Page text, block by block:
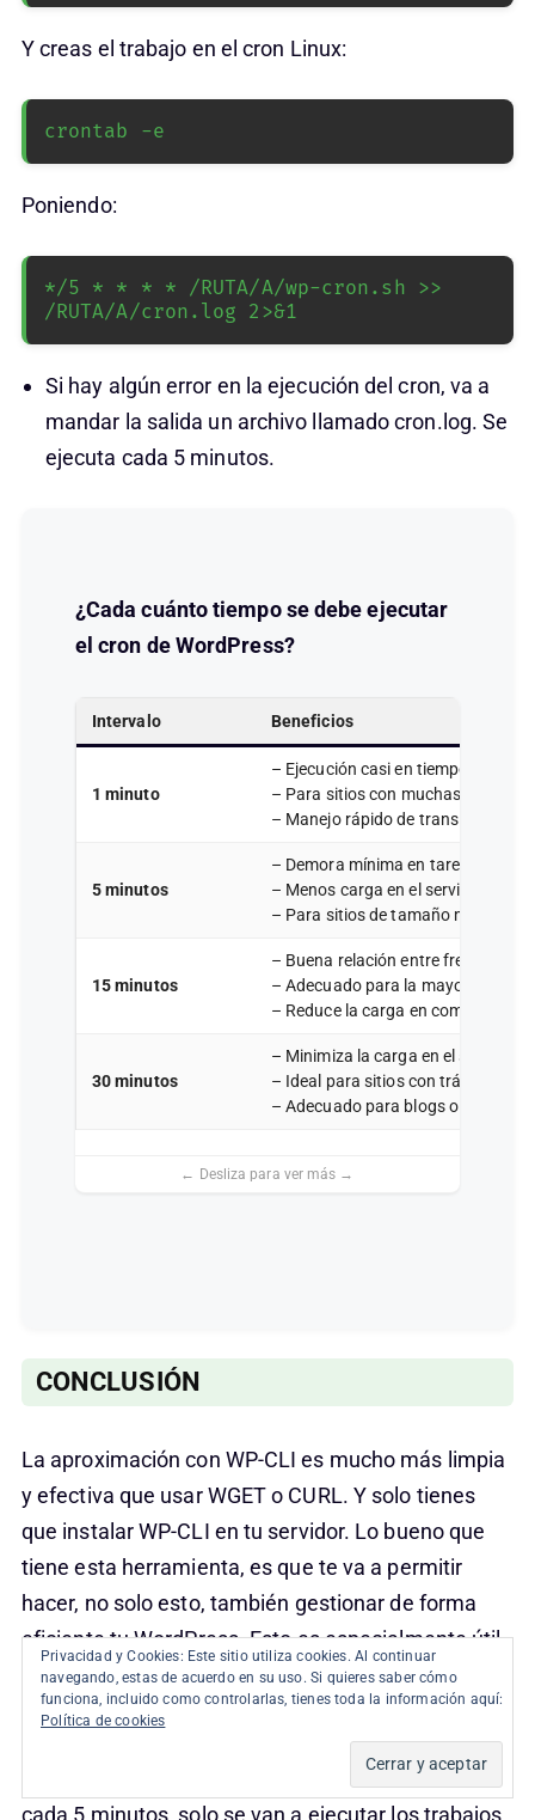
Y creas el trabajo en el cron Linux:
crontab -e
Poniendo:
*/5 * * * * /RUTA/A/wp-cron.sh >>
/RUTA/A/cron.log 2>&1
Si hay algún error en la ejecución del cron, va a
mandar la salida un archivo llamado cron.log. Se
ejecuta cada 5 minutos.
¿Cada cuánto tiempo se debe ejecutar
el cron de WordPress?
Intervalo Beneficios
1 minuto
– Ejecución casi en tiempo real de
– Para sitios con muchas tareas
– Manejo rápido de transients y
5 minutos
– Demora mínima en tareas
– Menos carga en el servidor
– Para sitios de tamaño medio.
15 minutos
– Buena relación entre frecuencia
– Adecuado para la mayoría de
– Reduce la carga en
30 minutos
– Minimiza la carga en el servidor.
– Ideal para sitios con tráfico bajo.
– Adecuado para blogs o sitios
CONCLUSIÓN
La aproximación con WP-CLI es mucho más limpia
y efectiva que usar WGET o CURL. Y solo tienes
que instalar WP-CLI en tu servidor. Lo bueno que
tiene esta herramienta, es que te va a permitir
hacer, no solo esto, también gestionar de forma
eficiente tu WordPress. Esto es especialmente útil
si tienes varias instalaciones de WordPress en tu
servidor.
wp cron event run –due-now,
cada 5 minutos, solo se van a ejecutar los trabajos
Privacidad y Cookies: Este sitio utiliza cookies. Al continuar
navegando, estas de acuerdo en su uso. Si quieres saber cómo
funciona, incluido como controlarlas, tienes toda la información aquí:
Política de cookies